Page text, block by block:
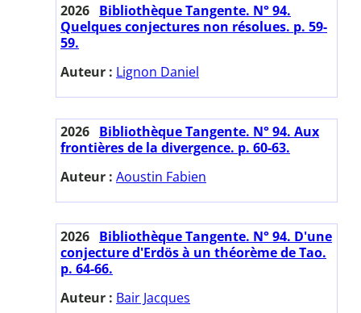
2026 Bibliothèque Tangente. N° 94.
Quelques conjectures non résolues. p. 59-
59.
Auteur : Lignon Daniel
2026 Bibliothèque Tangente. N° 94. Aux
frontières de la divergence. p. 60-63.
Auteur : Aoustin Fabien
2026 Bibliothèque Tangente. N° 94. D'une
conjecture d'Erdös à un théorème de Tao.
p. 64-66.
Auteur : Bair Jacques